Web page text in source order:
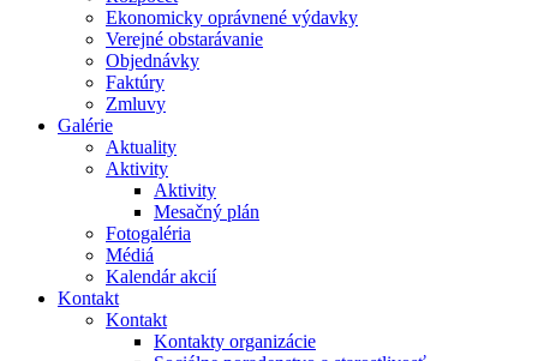
Ekonomicky oprávnené výdavky
Verejné obstarávanie
Objednávky
Faktúry
Zmluvy
Galérie
Aktuality
Aktivity
Aktivity
Mesačný plán
Fotogaléria
Médiá
Kalendár akcií
Kontakt
Kontakt
Kontakty organizácie